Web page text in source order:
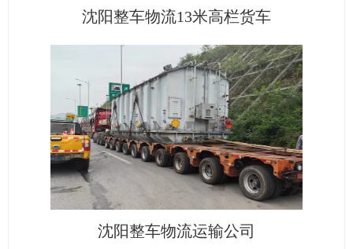
沈阳整车物流13米高栏货车
沈阳整车物流运输公司